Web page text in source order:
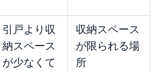
引戸より収
納スペース
が少なくて
収納スペース
が限られる場
所